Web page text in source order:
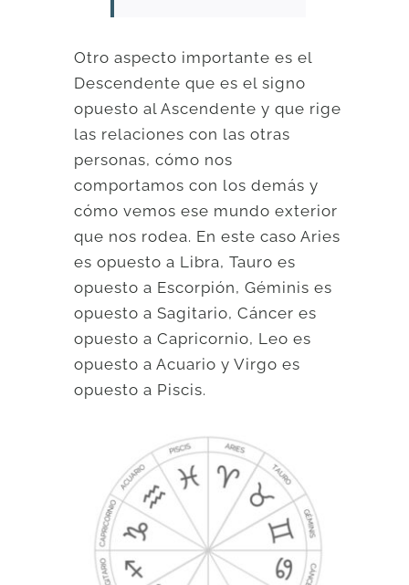
Otro aspecto importante es el
Descendente que es el signo
opuesto al Ascendente y que rige
las relaciones con las otras
personas, cómo nos
comportamos con los demás y
cómo vemos ese mundo exterior
que nos rodea. En este caso Aries
es opuesto a Libra, Tauro es
opuesto a Escorpión, Géminis es
opuesto a Sagitario, Cáncer es
opuesto a Capricornio, Leo es
opuesto a Acuario y Virgo es
opuesto a Piscis.